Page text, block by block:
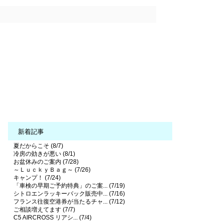
新着記事
夏だからこそ (8/7)
冷房の効きが悪い (8/1)
お盆休みのご案内 (7/28)
～ＬｕｃｋｙＢａｇ～ (7/26)
キャンプ！ (7/24)
「車検の早期ご予約特典」のご案... (7/19)
シトロエンラッキーバック販売中... (7/16)
フランス往復空港券が当たるチャ... (7/12)
ご相談増えてます (7/7)
C5 AIRCROSS リアシ... (7/4)